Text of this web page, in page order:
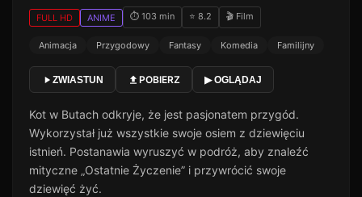
FULL HD ANIME ⏱ 103 min ⭐ 8.2 🎬 Film
Animacja Przygodowy Fantasy Komedia Familijny
ZWIASTUN POBIERZ ▶ OGLĄDAJ
Kot w Butach odkryje, że jest pasjonatem przygód.
Wykorzystał już wszystkie swoje osiem z dziewięciu
istnień. Postanawia wyruszyć w podróż, aby znaleźć
mityczne „Ostatnie Życzenie” i przywrócić swoje
dziewięć żyć.